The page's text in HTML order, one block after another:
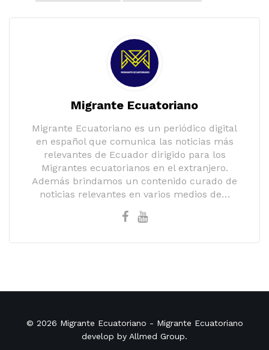
Migrante Ecuatoriano
Migrante Ecuatoriano es un periódico digital
en español que comunica las noticias más
relevantes de Ecuador dirigido para los
Migrantes ecuatorianos en el extranjero.
Además brindamos un contenido curado de
noticias relevantes en varios medios de…
© 2026 Migrante Ecuatoriano - Migrante Ecuatoriano
develop by Allmed Group.